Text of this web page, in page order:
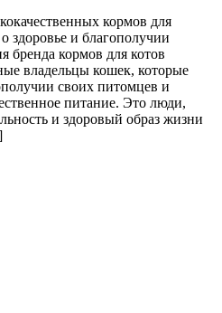
кормов для
здоровье и благополучии
бренда кормов для котов
владельцы кошек, которые
своих питомцев и
питание. Это люди,
и здоровый образ жизни